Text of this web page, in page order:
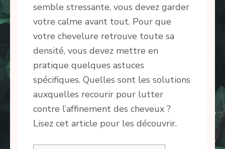
semble stressante, vous devez garder
votre calme avant tout. Pour que
votre chevelure retrouve toute sa
densité, vous devez mettre en
pratique quelques astuces
spécifiques. Quelles sont les solutions
auxquelles recourir pour lutter
contre l’affinement des cheveux ?
Lisez cet article pour les découvrir.